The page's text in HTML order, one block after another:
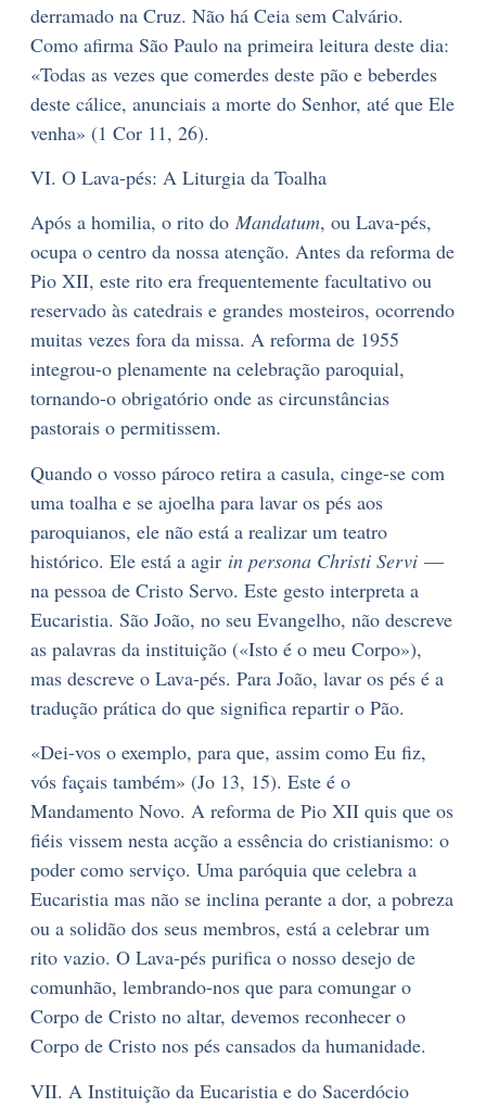
derramado na Cruz. Não há Ceia sem Calvário.
Como afirma São Paulo na primeira leitura deste dia:
«Todas as vezes que comerdes deste pão e beberdes
deste cálice, anunciais a morte do Senhor, até que Ele
venha» (1 Cor 11, 26).
VI. O Lava-pés: A Liturgia da Toalha
Após a homilia, o rito do Mandatum, ou Lava-pés,
ocupa o centro da nossa atenção. Antes da reforma de
Pio XII, este rito era frequentemente facultativo ou
reservado às catedrais e grandes mosteiros, ocorrendo
muitas vezes fora da missa. A reforma de 1955
integrou-o plenamente na celebração paroquial,
tornando-o obrigatório onde as circunstâncias
pastorais o permitissem.
Quando o vosso pároco retira a casula, cinge-se com
uma toalha e se ajoelha para lavar os pés aos
paroquianos, ele não está a realizar um teatro
histórico. Ele está a agir in persona Christi Servi—
na pessoa de Cristo Servo. Este gesto interpreta a
Eucaristia. São João, no seu Evangelho, não descreve
as palavras da instituição («Isto é o meu Corpo»),
mas descreve o Lava-pés. Para João, lavar os pés é a
tradução prática do que significa repartir o Pão.
«Dei-vos o exemplo, para que, assim como Eu fiz,
vós façais também» (Jo 13, 15). Este é o
Mandamento Novo. A reforma de Pio XII quis que os
fiéis vissem nesta acção a essência do cristianismo: o
poder como serviço. Uma paróquia que celebra a
Eucaristia mas não se inclina perante a dor, a pobreza
ou a solidão dos seus membros, está a celebrar um
rito vazio. O Lava-pés purifica o nosso desejo de
comunhão, lembrando-nos que para comungar o
Corpo de Cristo no altar, devemos reconhecer o
Corpo de Cristo nos pés cansados da humanidade.
VII. A Instituição da Eucaristia e do Sacerdócio